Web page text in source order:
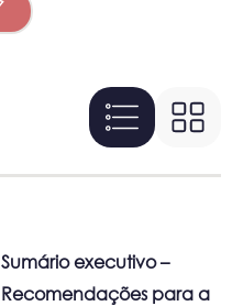
Sumário executivo –
Recomendações para a